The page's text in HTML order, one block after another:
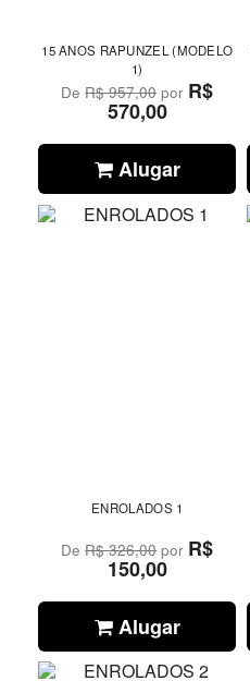
15 ANOS RAPUNZEL (MODELO
1)
DeR$ 957,00por R$
570,00
Alugar
ENROLADOS 1
DeR$ 326,00por R$
150,00
Alugar